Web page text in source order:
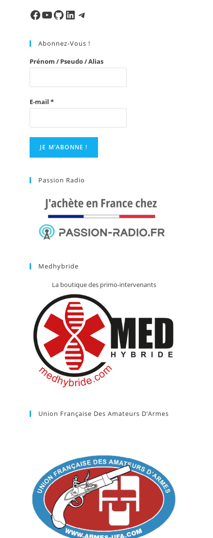
Facebook
Ma chaineMon Repo GithubLinkedInTelegram
Abonnez-Vous !
Prénom / Pseudo / Alias
E-mail *
Passion Radio
Medhybride
La boutique des primo-intervenants
Union Française Des Amateurs D’Armes